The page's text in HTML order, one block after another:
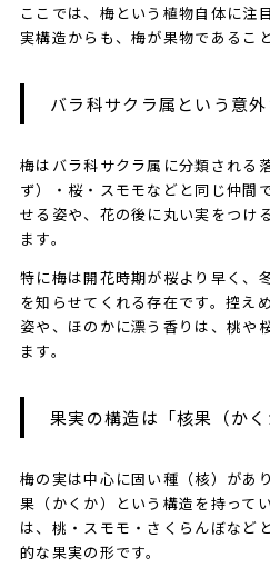
ここでは、梅という植物自体に注
実構造からも、梅が果物であるこ
バラ科サクラ属という意
梅はバラ科サクラ属に分類される
ず）・桜・スモモなどと同じ仲間
せる姿や、花の後に丸い実をつけ
ます。
特に梅は開花時期が桜より早く、
を知らせてくれる存在です。控え
姿や、ほのかに漂う香りは、桃や
ます。
果実の構造は「核果（かく
梅の実は中心に固い種（核）があ
果（かくか）という構造を持って
は、桃・スモモ・さくらんぼなど
的な果実の形です。